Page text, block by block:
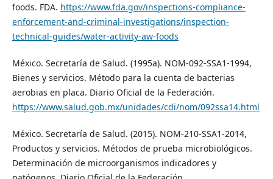
foods. FDA. https://www.fda.gov/inspections-compliance-
enforcement-and-criminal-investigations/inspection-
technical-guides/water-activity-aw-foods
México. Secretaría de Salud. (1995a). NOM-092-SSA1-1994,
Bienes y servicios. Método para la cuenta de bacterias
aerobias en placa. Diario Oficial de la Federación.
https://www.salud.gob.mx/unidades/cdi/nom/092ssa14.html
México. Secretaría de Salud. (2015). NOM-210-SSA1-2014,
Productos y servicios. Métodos de prueba microbiológicos.
Determinación de microorganismos indicadores y